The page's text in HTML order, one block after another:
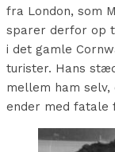
fra London, som
sparer derfor op
i det gamle
turister. Hans
mellem ham
ender med fatale